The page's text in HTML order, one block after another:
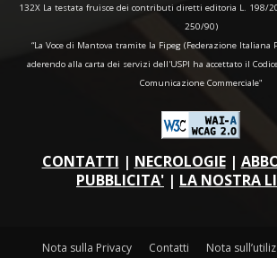
132X La testata fruisce dei contributi diretti editoria L. 198/
250/90)
“La Voce di Mantova tramite la Fipeg (Federazione Italiana
aderendo alla carta dei servizi dell'USPI ha accettato il
Comunicazione Commerciale"
CONTATTI | NECROLOGIE|
PUBBLICITA' | LA NOSTRA
Nota sulla Privacy Contatti Nota